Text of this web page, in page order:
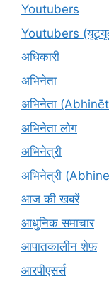
Youtubers
Youtubers
अधिकारी
अभिनेता
अभिनेता
अभिनेता लोग
अभिनेत्री
अभिनेत्री
आज की खबरें
आधुनिक समाचार
आपातकालीन शेफ़
आरपीएसर्स